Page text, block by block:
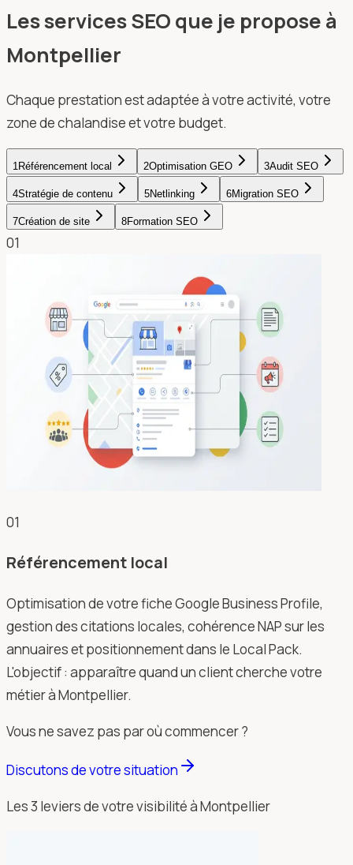
Les services SEO que je propose à
Montpellier
Chaque prestation est adaptée à votre activité, votre
zone de chalandise et votre budget.
1 Référencement local 2Optimisation GEO 3Audit SEO
4Stratégie de contenu 5Netlinking 6Migration SEO
7Création de site 8Formation SEO
01
01
Référencement local
Optimisation de votre fiche Google Business Profile,
gestion des citations locales, cohérence NAP sur les
annuaires et positionnement dans le Local Pack.
L'objectif : apparaître quand un client cherche votre
métier à Montpellier.
Vous ne savez pas par où commencer ?
Discutons de votre situation
Les 3 leviers de votre visibilité à Montpellier